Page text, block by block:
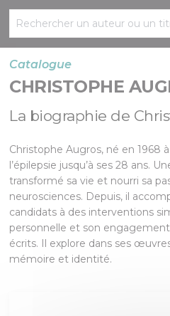
Catalogue
CHRISTOPHE
La biographie de
Christophe Augros, né en 1968
l’épilepsie jusqu’à ses 28 ans.
transformé sa vie et nourri sa
neurosciences. Depuis, il
candidats à des interventions
personnelle et son
écrits. Il explore dans ses
mémoire et identité.